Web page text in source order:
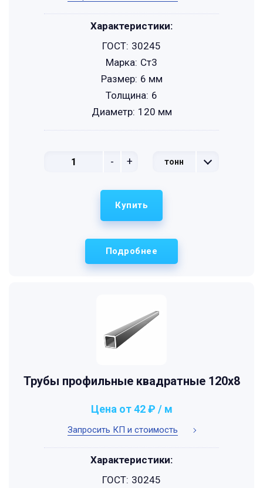
- + тонн
Характеристики:
ГОСТ: 30245
Марка: Ст3
Размер: 6 мм
Толщина: 6
Диаметр: 120 мм
Подробнее
Купить
Трубы профильные квадратные 120x8
Запросить КП и стоимость
Цена от 42 ₽ / м
Характеристики:
ГОСТ: 30245